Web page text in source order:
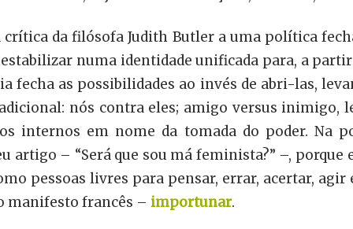
da filósofa Judith Butler a uma política
numa identidade unificada para, a
fecha as possibilidades ao invés de abri-las,
nós contra eles; amigo versus inimigo,
internos em nome da tomada do poder. Na
artigo – “Será que sou má feminista?” –, porque
pessoas livres para pensar, errar, acertar,
manifesto francês – importunar.